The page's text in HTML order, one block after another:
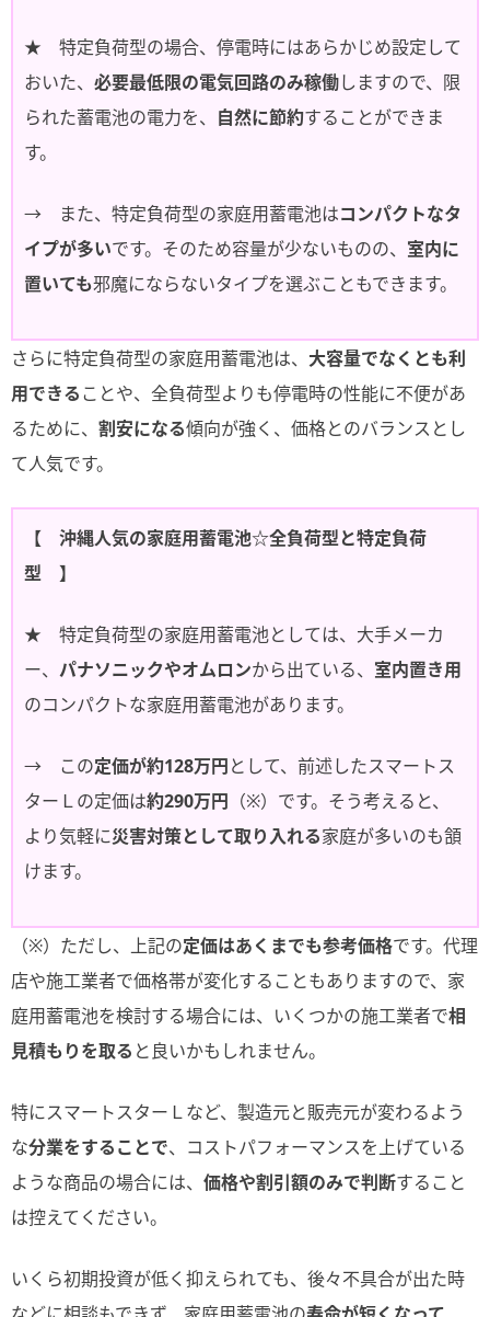
★ 特定負荷型の場合、停電時にはあらかじめ設定して
おいた、 必要最低限の電気回路のみ稼働しますので、限
られた蓄電池の電力を、 自然に節約することができま
す。
→ また、特定負荷型の家庭用蓄電池はコンパクトなタ
イプが多いです。そのため容量が少ないものの、 室内に
置いても邪魔にならないタイプを選ぶこともできます。
さらに特定負荷型の家庭用蓄電池は、 大容量でなくとも利
用できることや、全負荷型よりも停電時の性能に不便があ
るために、 割安になる傾向が強く、価格とのバランスとし
て人気です。
【 沖縄人気の家庭用蓄電池☆全負荷型と特定負荷
型 】
★ 特定負荷型の家庭用蓄電池としては、大手メーカ
ー、 パナソニックやオムロンから出ている、 室内置き用
のコンパクトな家庭用蓄電池があります。
→ この定価が約128万円として、前述したスマートス
ターＬの定価は約290万円 （※）です。そう考えると、
より気軽に災害対策として取り入れる家庭が多いのも頷
けます。
（※）ただし、上記の定価はあくまでも参考価格です。代理
店や施工業者で価格帯が変化することもありますので、家
庭用蓄電池を検討する場合には、いくつかの施工業者で相
見積もりを取る と良いかもしれません。
特にスマートスターＬなど、製造元と販売元が変わるよう
な分業をすることで、コストパフォーマンスを上げている
ような商品の場合には、 価格や割引額のみで判断すること
は控えてください。
いくら初期投資が低く抑えられても、後々不具合が出た時